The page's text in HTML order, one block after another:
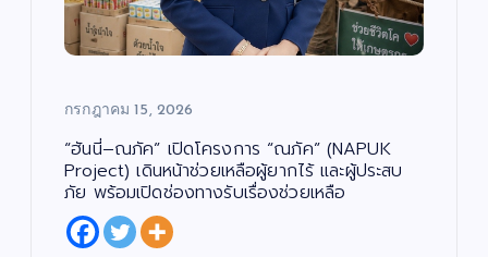
กรกฎาคม 15, 2026
“ฮันนี่–ณภัค” เปิดโครงการ “ณภัค” (NAPUK
Project) เดินหน้าช่วยเหลือผู้ยากไร้ และผู้ประสบ
ภัย พร้อมเปิดช่องทางรับเรื่องช่วยเหลือ